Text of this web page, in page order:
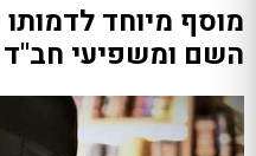
מוסף מיוחד
השם ומשפיעי חב"ד